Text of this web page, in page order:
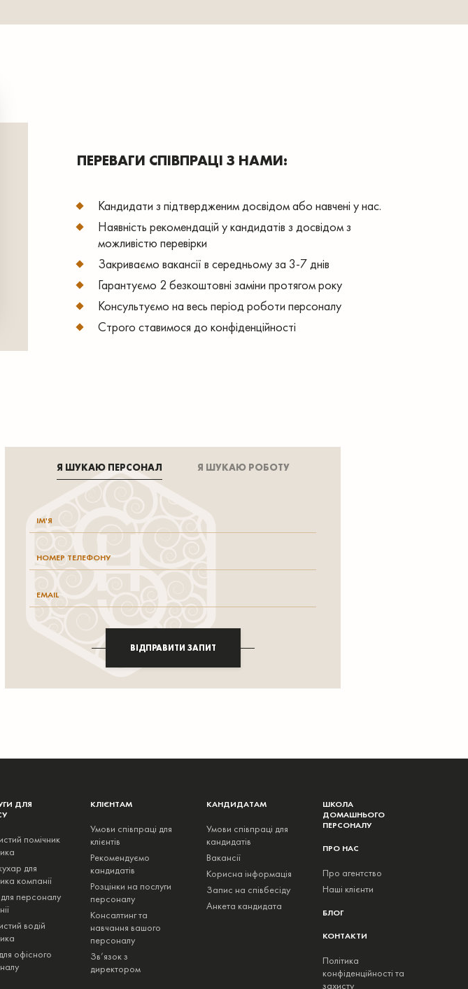
ПЕРЕВАГИ СПІВПРАЦІ З НАМИ:
Кандидати з підтвердженим досвідом або навчені у нас.
Наявність рекомендацій у кандидатів з досвідом з
можливістю перевірки
Закриваємо вакансії в середньому за 3-7 днів
Гарантуємо 2 безкоштовні заміни протягом року
Консультуємо на весь період роботи персоналу
Строго ставимося до конфіденційності
Я ШУКАЮ ПЕРСОНАЛ Я ШУКАЮ РОБОТУ
ВІДПРАВИТИ ЗАПИТ
ДЛЯ
помічник
для
компанії
персоналу
водій
офісного
КЛІЄНТАМ
Умови співпраці для
клієнтів
Рекомендуємо
кандидатів
Розцінки на послуги
персоналу
Консалтинг та
навчання вашого
персоналу
Зв’язок з
директором
КАНДИДАТАМ
Умови співпраці для
кандидатів
Вакансії
Корисна інформація
Запис на співбесіду
Анкета кандидата
ШКОЛА
ДОМАШНЬОГО
ПЕРСОНАЛУ
ПРО НАС
Про агентство
Наші клієнти
БЛОГ
КОНТАКТИ
Політика
конфіденційності та
захисту